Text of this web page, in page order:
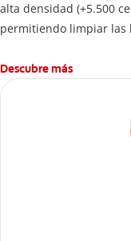
alta densidad (+5.500
permitiendo limpiar las
Descubre más